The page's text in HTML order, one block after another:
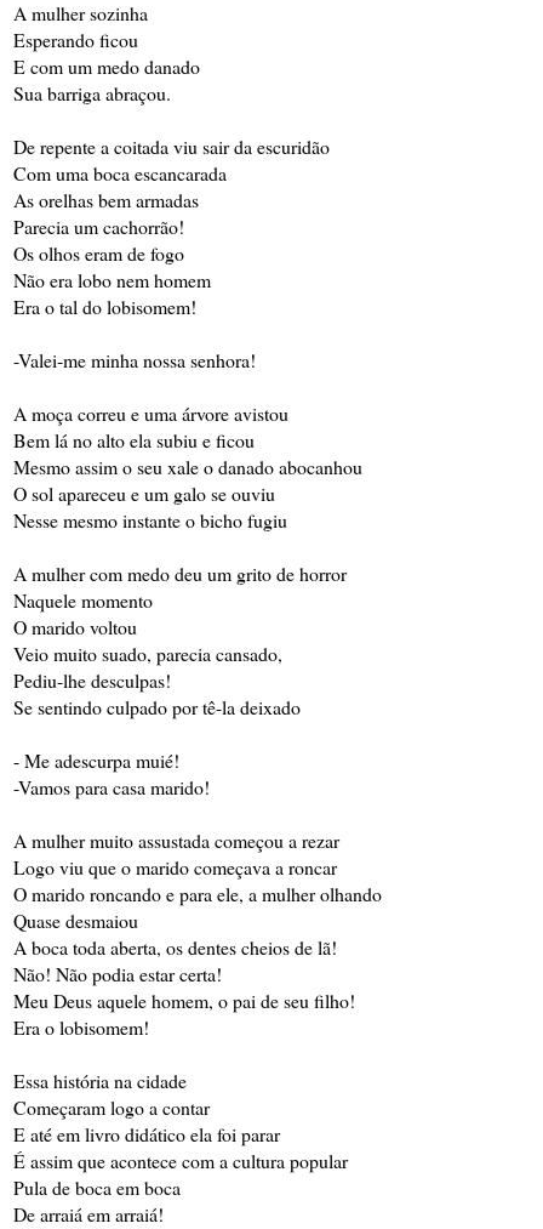
A mulher sozinha
Esperando ficou
E com um medo danado
Sua barriga abraçou.
De repente a coitada viu sair da escuridão
Com uma boca escancarada
As orelhas bem armadas
Parecia um cachorrão!
Os olhos eram de fogo
Não era lobo nem homem
Era o tal do lobisomem!
-Valei-me minha nossa senhora!
A moça correu e uma árvore avistou
Bem lá no alto ela subiu e ficou
Mesmo assim o seu xale o danado abocanhou
O sol apareceu e um galo se ouviu
Nesse mesmo instante o bicho fugiu
A mulher com medo deu um grito de horror
Naquele momento
O marido voltou
Veio muito suado, parecia cansado,
Pediu-lhe desculpas!
Se sentindo culpado por tê-la deixado
- Me adescurpa muié!
-Vamos para casa marido!
A mulher muito assustada começou a rezar
Logo viu que o marido começava a roncar
O marido roncando e para ele, a mulher olhando
Quase desmaiou
A boca toda aberta, os dentes cheios de lã!
Não! Não podia estar certa!
Meu Deus aquele homem, o pai de seu filho!
Era o lobisomem!
Essa história na cidade
Começaram logo a contar
E até em livro didático ela foi parar
É assim que acontece com a cultura popular
Pula de boca em boca
De arraiá em arraiá!